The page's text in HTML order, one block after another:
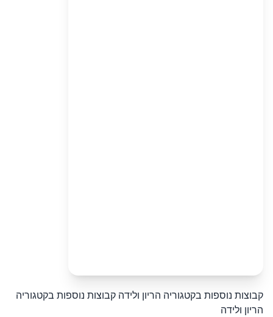
קבוצות נוספות בקטגוריה הריון ולידה קבוצות נוספות בקטגוריה
הריון ולידה